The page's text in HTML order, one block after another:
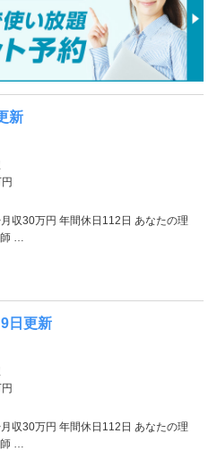
新
収30万円 年間休日112日 あなたの理
…
日更新
収30万円 年間休日112日 あなたの理
…